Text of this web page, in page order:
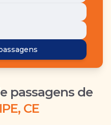
passagens de
CE